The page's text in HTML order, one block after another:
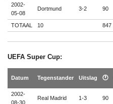
2002-
05-08
Dortmund 3-2 90
TOTAAL 10 847
UEFA Super Cup:
Datum Tegenstander Uitslag 🕐
2002-
08-30
Real Madrid 1-3 90